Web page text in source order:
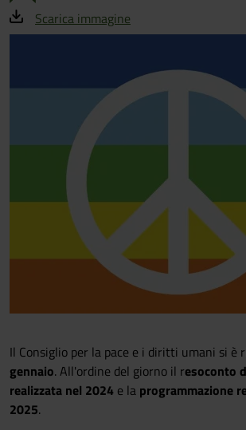
Scarica immagine
Il Consiglio per la pace e i diritti umani si è
gennaio. All'ordine del giorno il resoconto
realizzata nel 2024 e la programmazione
2025.